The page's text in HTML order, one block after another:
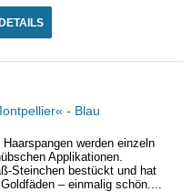
- Blau
werden einzeln
Applikationen.
Steinchen bestückt und hat
– einmalig schön....